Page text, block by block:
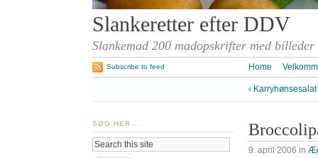
Slankeretter efter DDV
Slankemad 200 madopskrifter med
Home
Subscribe to feed
‹
9. april 2006 in
SØG HER…